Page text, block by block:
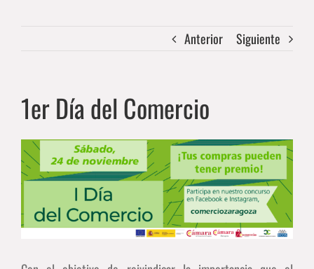
Anterior Siguiente
1er Día del Comercio
Ver
imagen
más
grande